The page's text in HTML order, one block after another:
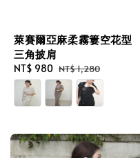
萊賽爾亞麻柔霧簍空花型
三角披肩
Sale
price
NT$ 980 Regular
price
NT$ 1,280